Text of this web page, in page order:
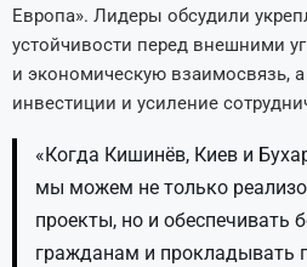
Европа». Лидеры обсудили
устойчивости перед внешними
и экономическую взаимосвязь, а
инвестиции и усиление
«Когда Кишинёв, Киев и
мы можем не только
проекты, но и обеспечивать
гражданам и прокладывать